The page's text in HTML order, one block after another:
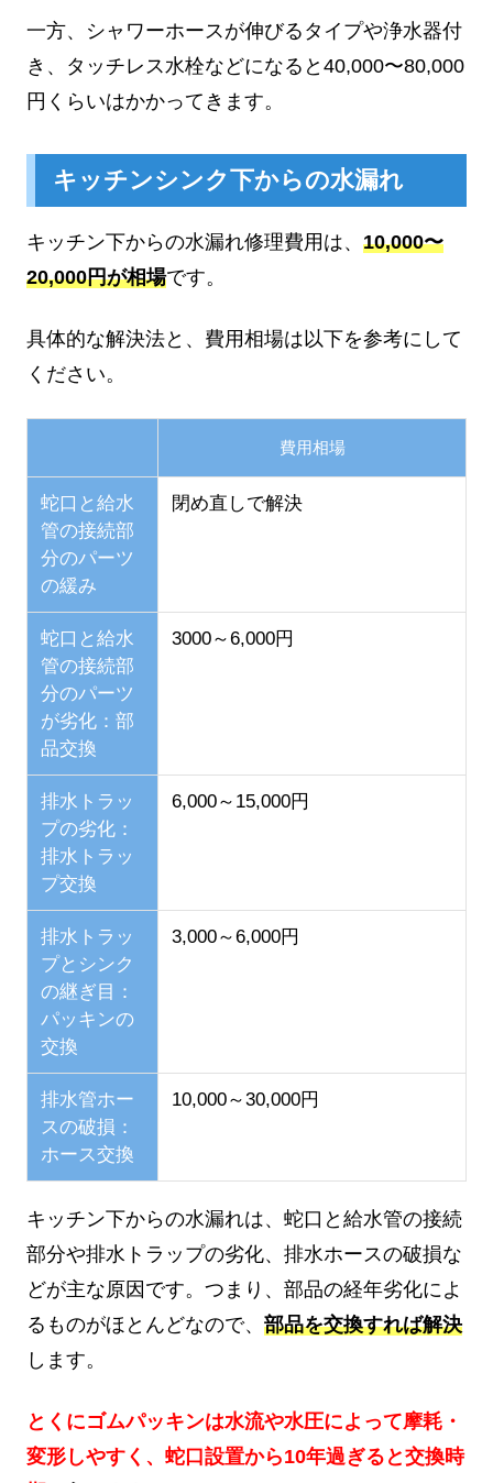
一方、シャワーホースが伸びるタイプや浄水器付
き、タッチレス水栓などになると40,000〜80,000
円くらいはかかってきます。
キッチンシンク下からの水漏れ
キッチン下からの水漏れ修理費用は、 10,000〜
20,000円が相場です。
具体的な解決法と、費用相場は以下を参考にして
ください。
費用相場
蛇口と給水
管の接続部
分のパーツ
の緩み
閉め直しで解決
蛇口と給水
管の接続部
分のパーツ
が劣化：部
品交換
3000～6,000円
排水トラッ
プの劣化：
排水トラッ
プ交換
6,000～15,000円
排水トラッ
プとシンク
の継ぎ目：
パッキンの
交換
3,000～6,000円
排水管ホー
スの破損：
ホース交換
10,000～30,000円
キッチン下からの水漏れは、蛇口と給水管の接続
部分や排水トラップの劣化、排水ホースの破損な
どが主な原因です。つまり、部品の経年劣化によ
るものがほとんどなので、 部品を交換すれば解決
します。
とくにゴムパッキンは水流や水圧によって摩耗・
変形しやすく、蛇口設置から10年過ぎると交換時